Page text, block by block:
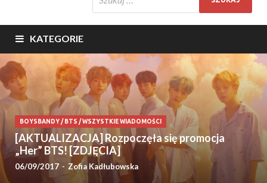
KATEGORIE
BOYSBANDY/BTS /WSZYSTKIE WIADOMOŚCI
[AKTUALIZACJA] Rozpoczęła się promocja
„Her” BTS! [ZDJĘCIA]
06/09/2017 - Zofia Kadłubowska